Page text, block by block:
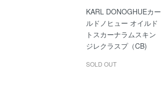
KARL DONOGHUEカー
ルドノヒュー オイルド
トスカーナラムスキン
ジレクラスプ（CB)
SOLD OUT